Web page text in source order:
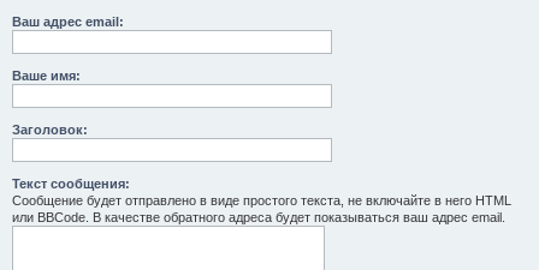
Ваш адрес email:
Ваше имя:
Заголовок:
Текст сообщения:
Сообщение будет отправлено в виде простого текста, не включайте в него HTML
или BBCode. В качестве обратного адреса будет показываться ваш адрес email.